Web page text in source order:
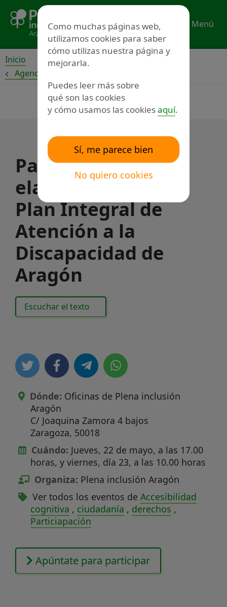
contenido
Menú
Inicio
Agenda
Participa en la
elaboración del II
Plan Integral de
Atención a la
Discapacidad de
Aragón
Escuchar el texto
Dónde: Oficinas de Plena inclusión
Aragón
C/ Joaquina Zamora 4 bajos
Zaragoza, 50018
Cuándo: Jueves, 22 de mayo, a las 17.00
horas, y viernes, día 23, a las 10.00 horas
Organiza: Plena inclusión Aragón
Ver todos los eventos de Accesibilidad
cognitiva , ciudadanía , derechos ,
Particiapación
Apúntate para participar
Como muchas páginas web,
utilizamos cookies para saber
cómo utilizas nuestra página y
mejorarla.
Puedes leer más sobre
qué son las cookies
y cómo usamos las cookiesaquí.
Sí, me parece bien
No quiero cookies